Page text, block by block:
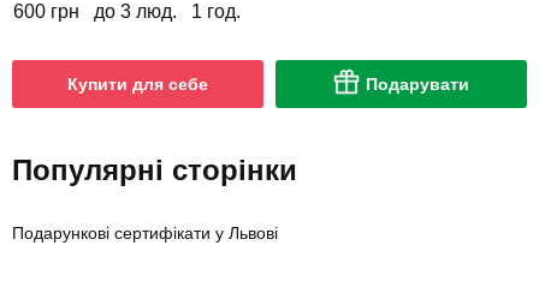
600 грн до 3 люд. 1 год.
Купити для себе Подарувати
Популярні сторінки
Подарункові сертифікати у Львові